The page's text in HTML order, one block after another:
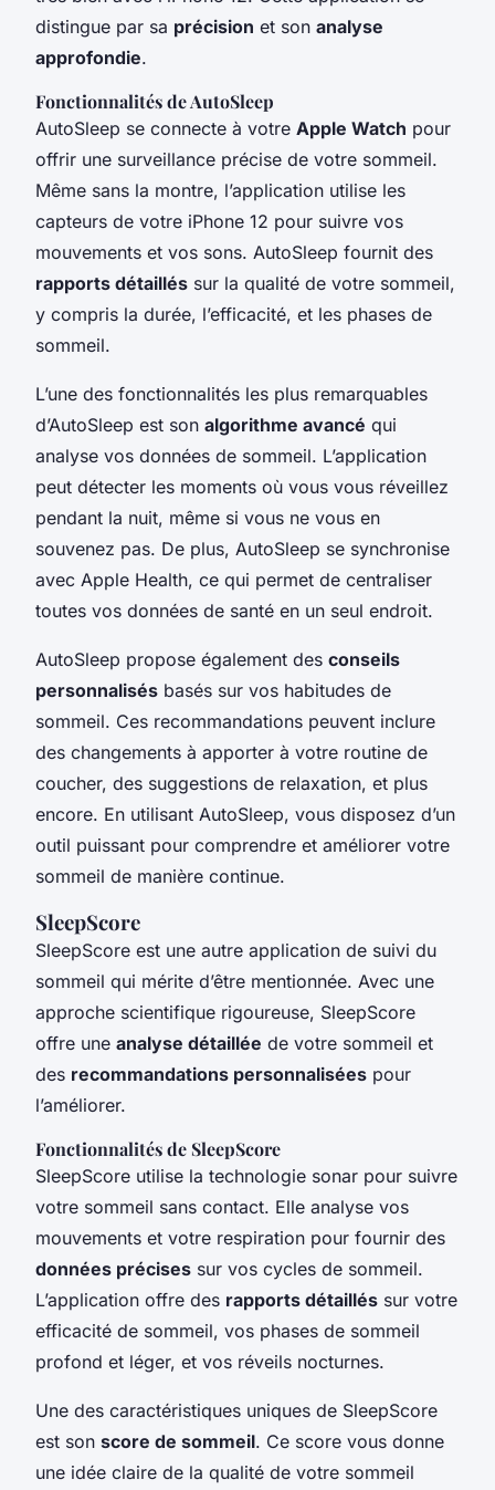
distingue par sa précision et son analyse
approfondie.
Fonctionnalités de AutoSleep
AutoSleep se connecte à votre Apple Watch pour
offrir une surveillance précise de votre sommeil.
Même sans la montre, l’application utilise les
capteurs de votre iPhone 12 pour suivre vos
mouvements et vos sons. AutoSleep fournit des
rapports détaillés sur la qualité de votre sommeil,
y compris la durée, l’efficacité, et les phases de
sommeil.
L’une des fonctionnalités les plus remarquables
d’AutoSleep est son algorithme avancé qui
analyse vos données de sommeil. L’application
peut détecter les moments où vous vous réveillez
pendant la nuit, même si vous ne vous en
souvenez pas. De plus, AutoSleep se synchronise
avec Apple Health, ce qui permet de centraliser
toutes vos données de santé en un seul endroit.
AutoSleep propose également des conseils
personnalisés basés sur vos habitudes de
sommeil. Ces recommandations peuvent inclure
des changements à apporter à votre routine de
coucher, des suggestions de relaxation, et plus
encore. En utilisant AutoSleep, vous disposez d’un
outil puissant pour comprendre et améliorer votre
sommeil de manière continue.
SleepScore
SleepScore est une autre application de suivi du
sommeil qui mérite d’être mentionnée. Avec une
approche scientifique rigoureuse, SleepScore
offre une analyse détaillée de votre sommeil et
des recommandations personnalisées pour
l’améliorer.
Fonctionnalités de SleepScore
SleepScore utilise la technologie sonar pour suivre
votre sommeil sans contact. Elle analyse vos
mouvements et votre respiration pour fournir des
données précises sur vos cycles de sommeil.
L’application offre des rapports détaillés sur votre
efficacité de sommeil, vos phases de sommeil
profond et léger, et vos réveils nocturnes.
Une des caractéristiques uniques de SleepScore
est son score de sommeil. Ce score vous donne
une idée claire de la qualité de votre sommeil